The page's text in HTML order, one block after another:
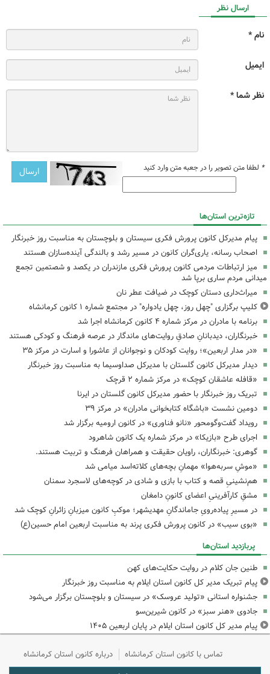
ارسال نظر
نام *
ایمیل
نظر شما *
* لطفا متن تصویر را در جعبه متن وارد کنید
تازه‌ترین استان‌ها
پیام مدیرکل کانون پرورش فکری سیستان و بلوچستان به مناسبت روز خبرنگار
اصحاب رسانه، یاری‌گران کانون در مسیر رشد و بالندگی آینده‌سازان هستند
میز ارتباطات مردمی کانون پرورش فکری مازندران در یکصد و شصتمین تجمع
میدانی مردم ساری برپا شد
میراث‌داری دستان کوچک در ضیافت عطر نان
کلیپ برگزاری "چهل روز، چهل یادواره" در مجتمع شماره ۱ کانون کرمانشاه
برنامه با مادران در مرکز شماره ۴ کانون کرمانشاه اجرا شد
خبرنگاران، دیدبانانِ صادقِ روایت‌های ماندگار در عرصه فرهنگ و کودکی هستند
«در مدار اربعین»؛ روایت کودکان و نوجوانان از عاشورا و اسارت در مرکز ۳۵
دیدار مدیرکل کانون گلستان با مدیرکل صداوسیما به مناسبت روز خبرنگار
«قافله عاشقان کوچک» در مرکز شماره ۲ قرچک
تبریک روز خبرنگار با حضور مدیرکل کانون گلستان در ایرنا
دومین نشست «باشگاه کتابخوانی مادران» در مرکز ۳۹
رویداد گفت‌وگومحور «نانو فناوری» در کانون ارومیه برگزار شد
اجرای طرح «بازیکا» در مرکز شماره یک کانون شاهرود
گوهری: خبرنگاران، راویان حقیقت و همراهان فرهنگ و تربیت هستند.
«موشِ سربه‌هوا» مهمانِ بچه‌های کلاته‌اسد میامی شد
هم‌نشینیِ قصه و کتاب با بازی و شادی در کوچه‌های لاسجرد سمنان
مشقِ کارآفرینیِ اعضای کانونِ دامغان
در مسیرِ پیاده‌رویِ جاماندگانِ مهدیشهر؛ موکبِ کانون میزبانِ زائرانِ کوچک شد
«بوی سیب» در کانون پرورش فکری پرند به مناسبت اربعین امام حسین(ع)
پربازدید استان‌ها
طنین جان کلام در روایت حکایت‌های کهن
پیام تبریک مدیر کل کانون استان ایلام به مناسبت روز خبرنگار
جشنواره استانی «تولید عروسک» در سیستان و بلوچستان برگزار می‌شود
جادوی «هنر سبز» در کانون شیرین‌سو
پیام مدیر کل کانون استان ایلام در پایان اربعین ۱۴۰۵
تماس با کانون استان کرمانشاه درباره کانون استان کرمانشاه